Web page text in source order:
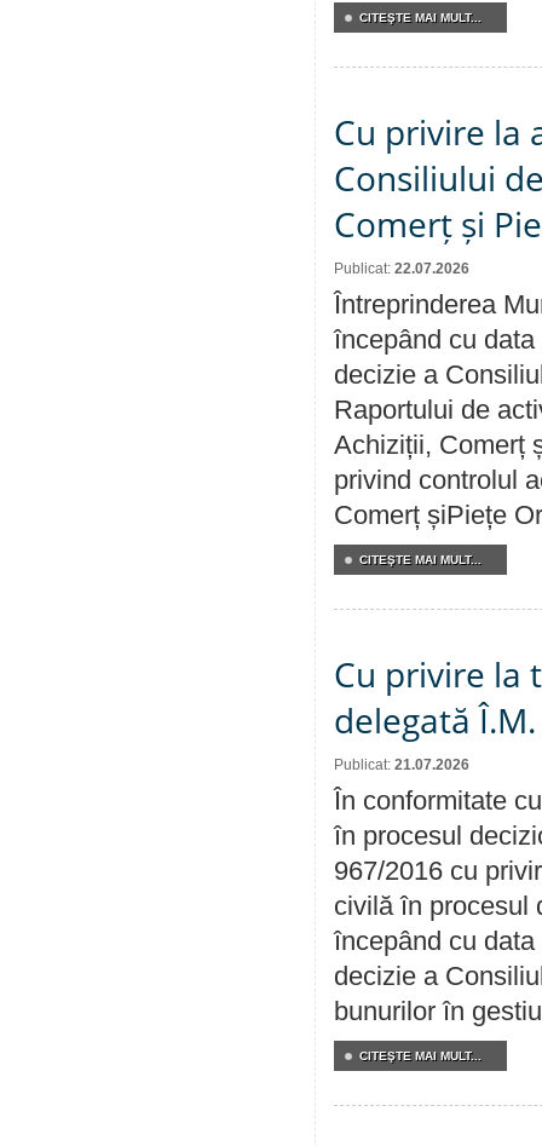
CITEŞTE MAI MULT...
Cu privire la
Consiliului
Comerț și
Publicat: 22.07.2026
Întreprinderea
începând cu
decizie a
Raportului de
Achiziții, Comerț
privind controlul
Comerț șiPiețe
CITEŞTE MAI MULT...
Cu privire la
delegată
Publicat: 21.07.2026
În conformitate
în procesul
967/2016 cu
civilă în procesul
începând cu
decizie a
bunurilor în
CITEŞTE MAI MULT...